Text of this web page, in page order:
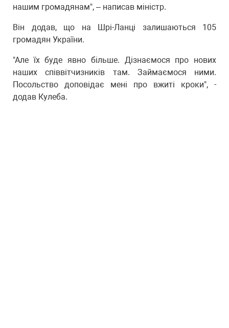
нашим громадянам", – написав міністр.
Він додав, що на Шрі-Ланці залишаються 105
громадян України.
"Але їх буде явно більше. Дізнаємося про нових
наших співвітчизників там. Займаємося ними.
Посольство доповідає мені про вжиті кроки", -
додав Кулеба.